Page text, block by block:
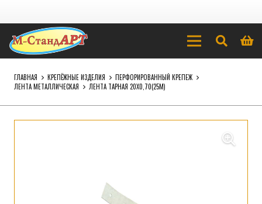
ГЛАВНАЯ КРЕПЁЖНЫЕ ИЗДЕЛИЯ
ПЕРФОРИРОВАННЫЙ КРЕПЕЖ
ЛЕНТА МЕТАЛЛИЧЕСКАЯ
ЛЕНТА ТАРНАЯ 20Х0,70(25М)